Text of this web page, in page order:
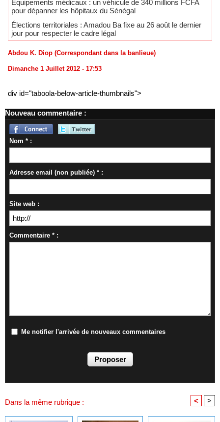
Équipements médicaux : un véhicule de 340 millions FCFA
pour dépanner les hôpitaux du Sénégal
Élections territoriales : Amadou Ba fixe au 26 août le dernier
jour pour respecter le cadre légal
Abdou K. Diop (Correspondant dans la banlieue)
Dimanche 1 Juillet 2012 - 17:53
div id="taboola-below-article-thumbnails">
Nouveau commentaire :
Nom * :
Adresse email (non publiée) * :
Site web :
Commentaire * :
Me notifier l'arrivée de nouveaux commentaires
Dans la même rubrique : < >